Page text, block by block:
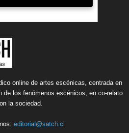
online de artes escénicas, centrada en
de los fenómenos escénicos, en co-relato
la sociedad.
editorial@satch.cl